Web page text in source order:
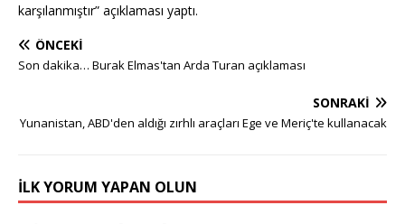
karşılanmıştır” açıklaması yaptı.
ÖNCEKI
Son dakika… Burak Elmas'tan Arda Turan açıklaması
SONRAKI
Yunanistan, ABD'den aldığı zırhlı araçları Ege ve Meriç'te kullanacak
İLK YORUM YAPAN OLUN